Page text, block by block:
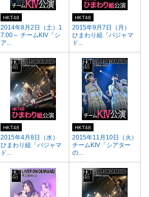
2014年8月2日（土）1
7:00～ チームKIV「シ
ア...
HKT48
2015年9月7日（月）
ひまわり組「パジャマ
ド...
HKT48
2015年4月8日（水）
ひまわり組「パジャマ
ド...
HKT48
2015年11月10日（火）
チームKIV「シアター
の...
HKT48